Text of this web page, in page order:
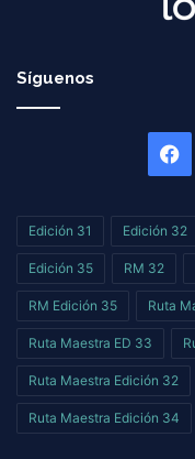
Síguenos
Edición 31 Edición 32
Edición 35 RM 32
RM Edición 35 Ruta
Ruta Maestra ED 33
Ruta Maestra Edición 32
Ruta Maestra Edición 34